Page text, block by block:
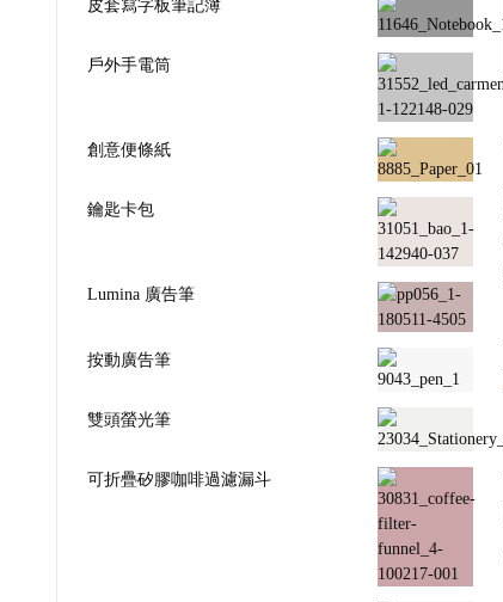
皮套寫字板筆記簿
戶外手電筒
創意便條紙
鑰匙卡包
Lumina 廣告筆
按動廣告筆
雙頭螢光筆
可折疊矽膠咖啡過濾漏斗